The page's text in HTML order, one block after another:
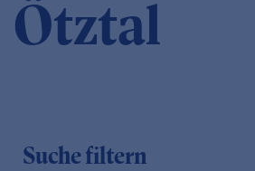
Ötztal
Suche filtern